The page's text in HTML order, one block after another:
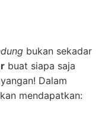
bukan sekadar
buat siapa saja
Dalam
mendapatkan: